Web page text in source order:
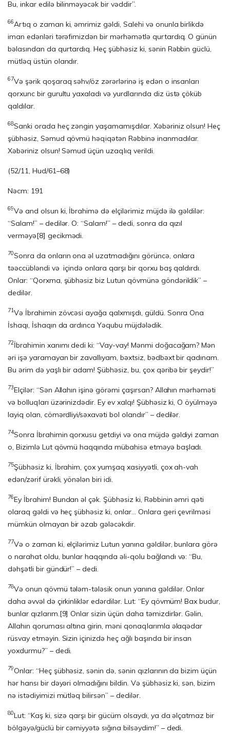
Bu, inkar edilə bilinməyəcək bir vəddir”.
66Artıq o zaman ki, əmrimiz gəldi, Salehi və onunla birlikdə
iman edənləri tərəfimizdən bir mərhəmətlə qurtardıq. O günün
bəlasından da qurtardıq. Heç şübhəsiz ki, sənin Rəbbin güclü,
mütləq üstün olandır.
67Və şərik qoşaraq səhv/öz zərərlərinə iş edən o insanları
qorxunc bir gurultu yaxaladı və yurdlarında diz üstə çöküb
qaldılar.
68Sanki orada heç zəngin yaşamamışdılar. Xəbəriniz olsun! Heç
şübhəsiz, Səmud qövmü həqiqətən Rəbbinə inanmadılar.
Xəbəriniz olsun! Səmud üçün uzaqlıq verildi.
(52/11, Hud/61–68)
Nəcm: 191
69Və and olsun ki, İbrahimə də elçilərimiz müjdə ilə gəldilər:
“Salam!” – dedilər. O: “Salam!” – dedi, sonra da qızıl
verməyə[8] gecikmədi.
70Sonra da onların ona əl uzatmadığını görüncə, onlara
təəccübləndi və içində onlara qarşı bir qorxu baş qaldırdı.
Onlar: “Qorxma, şübhəsiz biz Lutun qövmünə göndərildik” –
dedilər.
71Və İbrahimin zövcəsi ayağa qalxmışdı, güldü. Sonra Ona
İshaqı, İshaqın da ardınca Yəqubu müjdələdik.
72İbrahimin xanımı dedi ki: “Vay-vay! Mənmi doğacağam? Mən
əri işə yaramayan bir zavallıyam, bəxtsiz, bədbəxt bir qadınam.
Bu ərim də yaşlı bir adam! Şübhəsiz, bu, çox qəribə bir şeydir!”
73Elçilər: “Sən Allahın işinə görəmi çaşırsan? Allahın mərhəməti
və bolluqları üzərinizdədir. Ey ev xalqı! Şübhəsiz ki, O öyülməyə
layiq olan, cömərdliyi/səxa­vəti bol olandır” – dedilər.
74Sonra İbrahimin qorxusu getdiyi və ona müjdə gəldiyi zaman
o, Bizimlə Lut qövmü haqqında mübahisə etməyə başladı.
75Şübhəsiz ki, İbrahim, çox yumşaq xasiyyətli, çox ah-vah
edən/zərif ürəkli, yönələn biri idi.
76Ey İbrahim! Bundan əl çək. Şübhəsiz ki, Rəbbinin əmri qəti
olaraq gəldi və heç şübhəsiz ki, onlar… Onlara geri çevrilməsi
mümkün olmayan bir əzab gələcəkdir.
77Və o zaman ki, elçilərimiz Lutun yanına gəldilər, bunlara görə
o narahat oldu, bunlar haqqında əli-qolu bağlandı və: “Bu,
dəhşətli bir gündür!” – dedi.
78Və onun qövmü tələm-tələsik onun yanına gəldilər. Onlar
daha əvvəl də çirkinliklər edərdilər. Lut: “Ey qövmüm! Bax budur,
bunlar qızlarım.[9] Onlar sizin üçün daha təmizdirlər. Gəlin,
Allahın qoruması altına girin, məni qonaqlarımla əlaqədar
rüsvay etməyin. Sizin içinizdə heç ağlı başında bir insan
yoxdurmu?” – dedi.
79Onlar: “Heç şübhəsiz, sənin də, sənin qızlarının da bizim üçün
hər hansı bir dəyəri olmadığını bildin. Və şübhəsiz ki, sən, bizim
nə istədiyimizi mütləq bilirsən” – dedilər.
80Lut: “Kaş ki, sizə qarşı bir gücüm olsaydı, ya da əlçatmaz bir
bölgəyə/güclü bir cəmiyyətə sığına bilsəydim!” – dedi.